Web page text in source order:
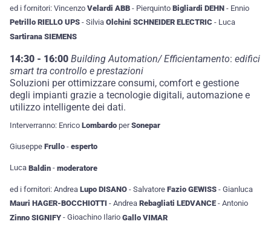
ed i fornitori: Vincenzo Velardi ABB - Pierquinto Bigliardi DEHN - Ennio
Petrillo RIELLO UPS - Silvia Olchini SCHNEIDER ELECTRIC - Luca
Sartirana SIEMENS
14:30 - 16:00 Building Automation/ Efficientamento: edifici
smart tra controllo e prestazioni
Soluzioni per ottimizzare consumi, comfort e gestione
degli impianti grazie a tecnologie digitali, automazione e
utilizzo intelligente dei dati.
Interverranno: Enrico Lombardo perSonepar
Giuseppe Frullo - esperto
Luca Baldin - moderatore
ed i fornitori: Andrea Lupo DISANO - Salvatore Fazio GEWISS - Gianluca
Mauri HAGER-BOCCHIOTTI - Andrea Rebagliati LEDVANCE - Antonio
Zinno SIGNIFY - Gioachino Ilario Gallo VIMAR